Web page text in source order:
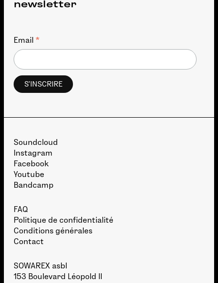
newsletter
Email *
Soundcloud
Instagram
Facebook
Youtube
Bandcamp
FAQ
Politique de confidentialité
Conditions générales
Contact
SOWAREX asbl
153 Boulevard Léopold II